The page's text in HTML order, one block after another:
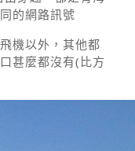
的網路訊號
機以外，其他都
甚麼都沒有(比方